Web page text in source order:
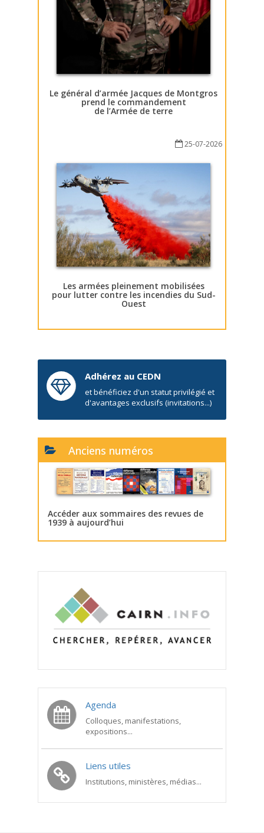
Le général d’armée Jacques de Montgros
prend le commandement
de l’Armée de terre
25-07-2026
Les armées pleinement mobilisées
pour lutter contre les incendies du Sud-
Ouest
Adhérez au CEDN
et bénéficiez d'un statut privilégié et
d'avantages exclusifs (invitations...)
Anciens numéros
Accéder aux sommaires des revues de
1939 à aujourd’hui
Agenda
Colloques, manifestations,
expositions...
Liens utiles
Institutions, ministères, médias...